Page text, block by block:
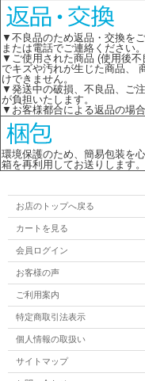
▼不良品のため返品・交換を
または電話でご連絡ください。
▼ご使用された商品 (使用後
でキズや汚れが生じた商品、
けできません。
▼発送中の破損、不良品、ご
が負担いたします。
▼お客様都合による返品の場
環境保護のため、簡易包装を
箱を再利用してお送りします。
お店のトップへ戻る
カートを見る
会員ログイン
お客様の声
ご利用案内
特定商取引法表示
個人情報の取扱い
サイトマップ